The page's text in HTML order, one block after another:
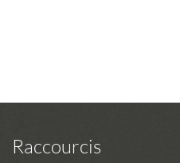
Raccourcis